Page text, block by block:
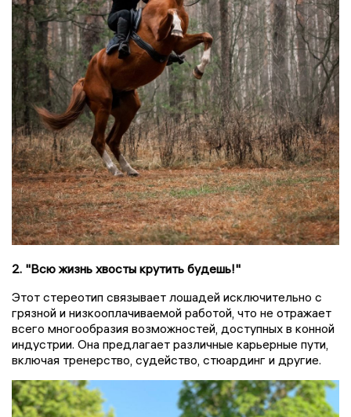
2. "Всю жизнь хвосты крутить будешь!"
Этот стереотип связывает лошадей исключительно с
грязной и низкооплачиваемой работой, что не отражает
всего многообразия возможностей, доступных в конной
индустрии. Она предлагает различные карьерные пути,
включая тренерство, судейство, стюардинг и другие.